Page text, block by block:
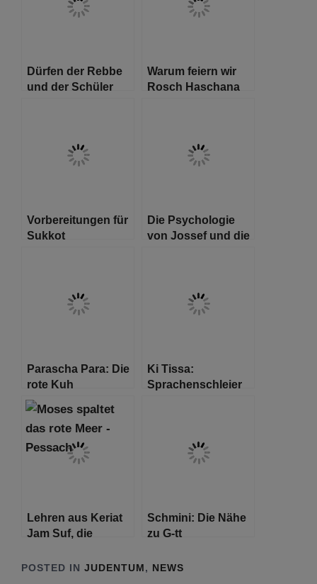
Dürfen der Rebbe
und der Schüler
Warum feiern wir
Rosch Haschana
Vorbereitungen für
Sukkot
Die Psychologie
von Jossef und die
Parascha Para: Die
rote Kuh
Ki Tissa:
Sprachenschleier
Lehren aus Keriat
Jam Suf, die
Schilfmeeres – das
Schmini: Die Nähe
zu G-tt
POSTED IN JUDENTUM, NEWS